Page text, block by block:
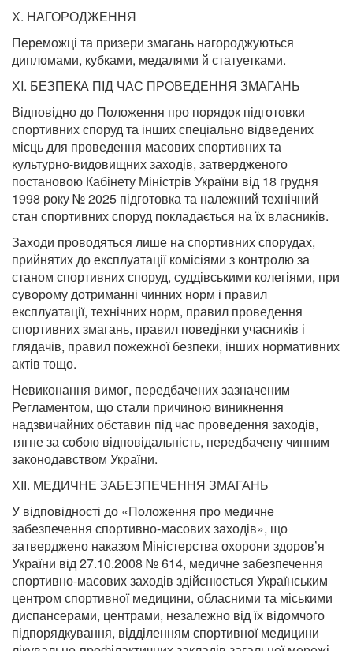
Х. НАГОРОДЖЕННЯ
Переможці та призери змагань нагороджуються
дипломами, кубками, медалями й статуетками.
ХI. БЕЗПЕКА ПІД ЧАС ПРОВЕДЕННЯ ЗМАГАНЬ
Відповідно до Положення про порядок підготовки
спортивних споруд та інших спеціально відведених
місць для проведення масових спортивних та
культурно-видовищних заходів, затвердженого
постановою Кабінету Міністрів України від 18 грудня
1998 року № 2025 підготовка та належний технічний
стан спортивних споруд покладається на їх власників.
Заходи проводяться лише на спортивних спорудах,
прийнятих до експлуатації комісіями з контролю за
станом спортивних споруд, суддівськими колегіями, при
суворому дотриманні чинних норм і правил
експлуатації, технічних норм, правил проведення
спортивних змагань, правил поведінки учасників і
глядачів, правил пожежної безпеки, інших нормативних
актів тощо.
Невиконання вимог, передбачених зазначеним
Регламентом, що стали причиною виникнення
надзвичайних обставин під час проведення заходів,
тягне за собою відповідальність, передбачену чинним
законодавством України.
ХIІ. МЕДИЧНЕ ЗАБЕЗПЕЧЕННЯ ЗМАГАНЬ
У відповідності до «Положення про медичне
забезпечення спортивно-масових заходів», що
затверджено наказом Міністерства охорони здоров’я
України від 27.10.2008 № 614, медичне забезпечення
спортивно-масових заходів здійснюється Українським
центром спортивної медицини, обласними та міськими
диспансерами, центрами, незалежно від їх відомчого
підпорядкування, відділенням спортивної медицини